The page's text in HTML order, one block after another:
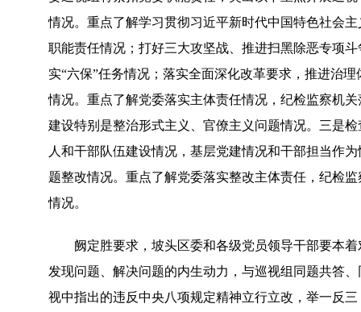
情况。重点了解学习贯彻习近平新时代中国特色社会
职能责任情况；打好三大攻坚战、推进扫黑除恶专项
实“六保”任务情况；落实全面深化改革要求，推进治
情况。重点了解党委落实主体责任情况，纪检监察机
建设特别是整治形式主义、官僚主义问题情况。三是
人和干部队伍建设情况，基层党建情况和干部担当作
题整改情况。重点了解党委落实整改主体责任，纪检
情况。
阙定胜要求，坡头区委和各级党员领导干部要本着
发现问题、解决问题的内生动力，与巡视组同题共答
视中指出的违反中央八项规定精神立行立改，举一反